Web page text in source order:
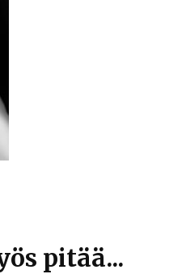
pitää...